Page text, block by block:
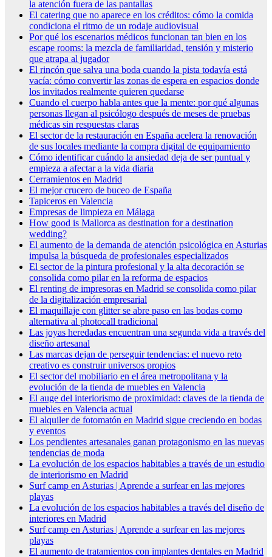
la atención fuera de las pantallas
El catering que no aparece en los créditos: cómo la comida
condiciona el ritmo de un rodaje audiovisual
Por qué los escenarios médicos funcionan tan bien en los
escape rooms: la mezcla de familiaridad, tensión y misterio
que atrapa al jugador
El rincón que salva una boda cuando la pista todavía está
vacía: cómo convertir las zonas de espera en espacios donde
los invitados realmente quieren quedarse
Cuando el cuerpo habla antes que la mente: por qué algunas
personas llegan al psicólogo después de meses de pruebas
médicas sin respuestas claras
El sector de la restauración en España acelera la renovación
de sus locales mediante la compra digital de equipamiento
Cómo identificar cuándo la ansiedad deja de ser puntual y
empieza a afectar a la vida diaria
Cerramientos en Madrid
El mejor crucero de buceo de España
Tapiceros en Valencia
Empresas de limpieza en Málaga
How good is Mallorca as destination for a destination
wedding?
El aumento de la demanda de atención psicológica en Asturias
impulsa la búsqueda de profesionales especializados
El sector de la pintura profesional y la alta decoración se
consolida como pilar en la reforma de espacios
El renting de impresoras en Madrid se consolida como pilar
de la digitalización empresarial
El maquillaje con glitter se abre paso en las bodas como
alternativa al photocall tradicional
Las joyas heredadas encuentran una segunda vida a través del
diseño artesanal
Las marcas dejan de perseguir tendencias: el nuevo reto
creativo es construir universos propios
El sector del mobiliario en el área metropolitana y la
evolución de la tienda de muebles en Valencia
El auge del interiorismo de proximidad: claves de la tienda de
muebles en Valencia actual
El alquiler de fotomatón en Madrid sigue creciendo en bodas
y eventos
Los pendientes artesanales ganan protagonismo en las nuevas
tendencias de moda
La evolución de los espacios habitables a través de un estudio
de interiorismo en Madrid
Surf camp en Asturias | Aprende a surfear en las mejores
playas
La evolución de los espacios habitables a través del diseño de
interiores en Madrid
Surf camp en Asturias | Aprende a surfear en las mejores
playas
El aumento de tratamientos con implantes dentales en Madrid